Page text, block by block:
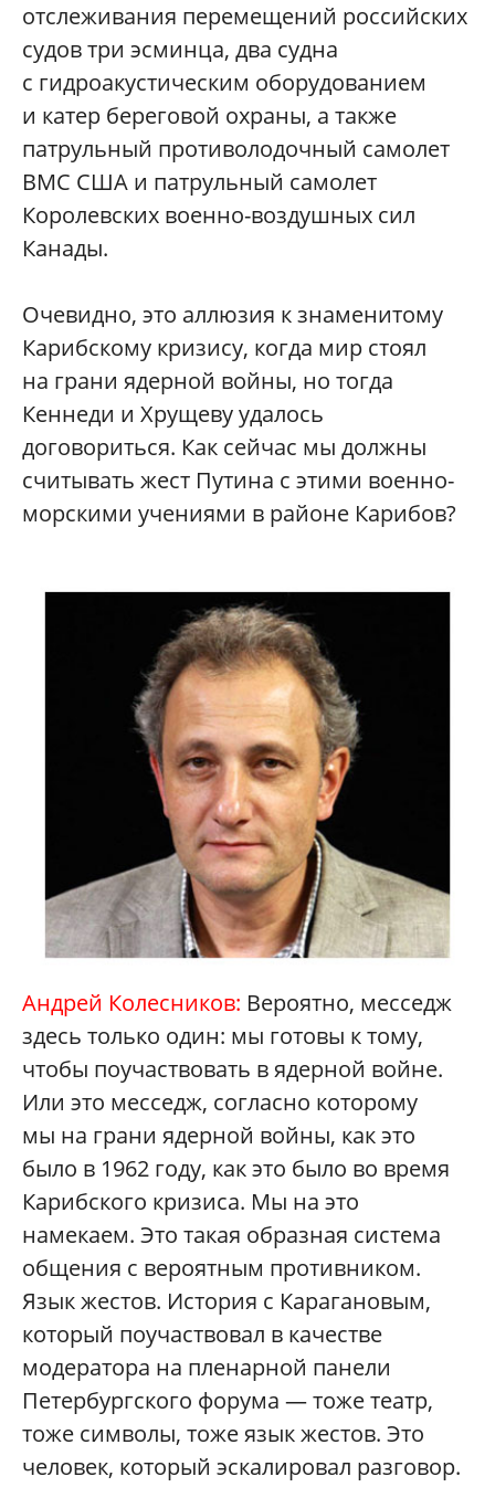
отслеживания перемещений российских
судов три эсминца, два судна
с гидроакустическим оборудованием
и катер береговой охраны, а также
патрульный противолодочный самолет
ВМС США и патрульный самолет
Королевских военно-воздушных сил
Канады.
Очевидно, это аллюзия к знаменитому
Карибскому кризису, когда мир стоял
на грани ядерной войны, но тогда
Кеннеди и Хрущеву удалось
договориться. Как сейчас мы должны
считывать жест Путина с этими военно-
морскими учениями в районе Карибов?
Андрей Колесников: Вероятно, месседж
здесь только один: мы готовы к тому,
чтобы поучаствовать в ядерной войне.
Или это месседж, согласно которому
мы на грани ядерной войны, как это
было в 1962 году, как это было во время
Карибского кризиса. Мы на это
намекаем. Это такая образная система
общения с вероятным противником.
Язык жестов. История с Карагановым,
который поучаствовал в качестве
модератора на пленарной панели
Петербургского форума — тоже театр,
тоже символы, тоже язык жестов. Это
человек, который эскалировал разговор.